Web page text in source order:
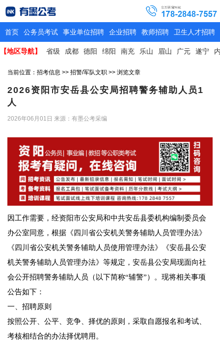
首页 公务员考试 事业单位招聘 企业招聘 教师招聘 卫生人才招聘
【地区导航】 省级 成都 德阳 绵阳 南充 乐山 眉山 广元 遂宁
当前位置： 招考信息 >> 招警/军队文职 >> 浏览文章
2026资阳市安岳县公安局招聘警务辅助人员1
人
2026年06月01日 来源：有墨公考采编
因工作需要，经资阳市公安局和中共安岳县委机构编制委员会
办公室同意，根据《四川省公安机关警务辅助人员管理办法》
《四川省公安机关警务辅助人员使用管理办法》《安岳县公安
机关警务辅助人员管理办法》等规定，安岳县公安局现面向社
会公开招聘警务辅助人员（以下简称“辅警”）。现将相关事项
公告如下：
一、招聘原则
按照公开、公平、竞争、择优的原则，采取自愿报名和考试、
考核相结合的办法择优聘用。